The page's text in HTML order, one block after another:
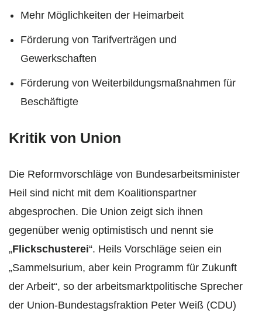
Mehr Möglichkeiten der Heimarbeit
Förderung von Tarifverträgen und
Gewerkschaften
Förderung von Weiterbildungsmaßnahmen für
Beschäftigte
Kritik von Union
Die Reformvorschläge von Bundesarbeitsminister
Heil sind nicht mit dem Koalitionspartner
abgesprochen. Die Union zeigt sich ihnen
gegenüber wenig optimistisch und nennt sie
„Flickschusterei“. Heils Vorschläge seien ein
„Sammelsurium, aber kein Programm für Zukunft
der Arbeit“, so der arbeitsmarktpolitische Sprecher
der Union-Bundestagsfraktion Peter Weiß (CDU)